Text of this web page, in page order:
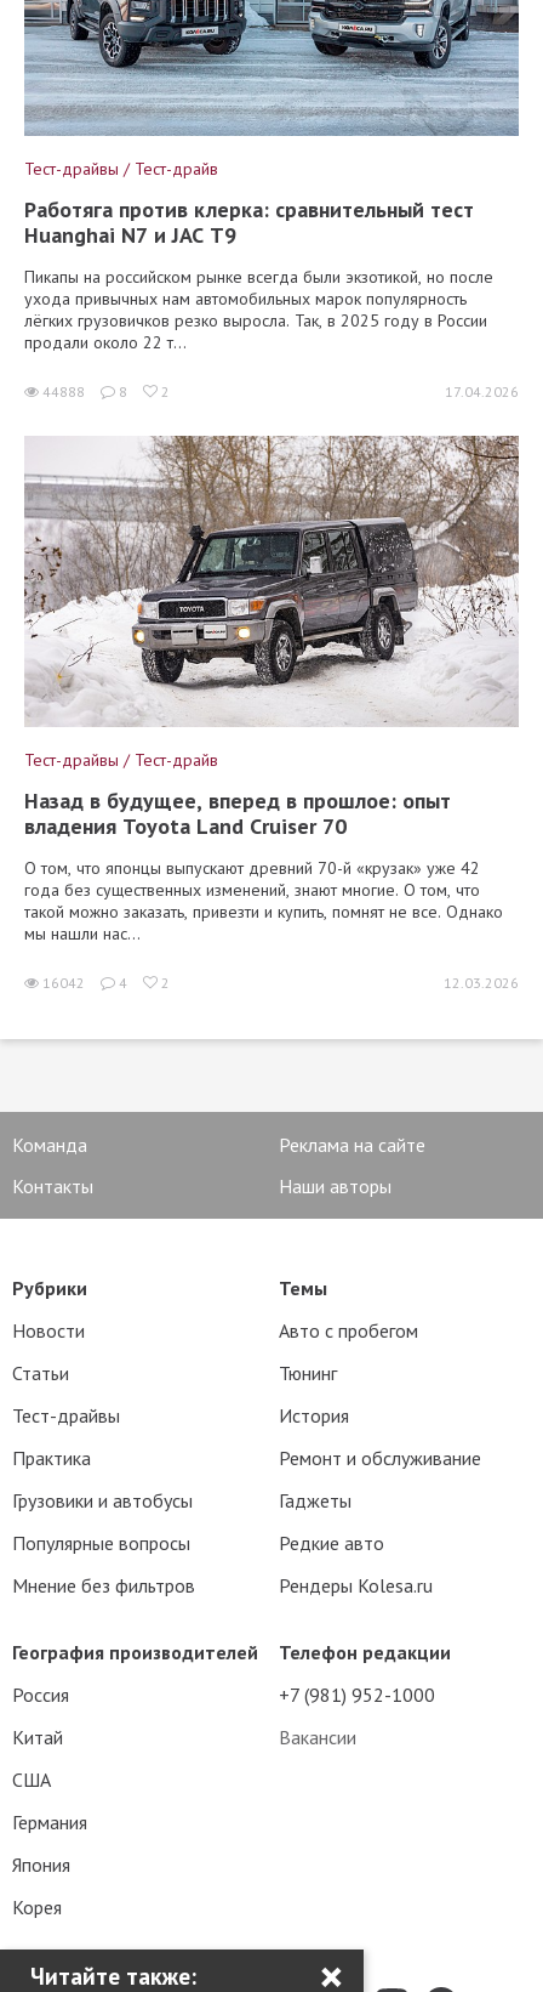
Читайте также: ×
Тест-драйвы / Тест-драйв
Работяга против клерка: сравнительный тест
Huanghai N7 и JAC T9
Пикапы на российском рынке всегда были экзотикой, но после
ухода привычных нам автомобильных марок популярность
лёгких грузовичков резко выросла. Так, в 2025 году в России
продали около 22 т...
44888 8 2 17.04.2026
Тест-драйвы / Тест-драйв
Назад в будущее, вперед в прошлое: опыт
владения Toyota Land Cruiser 70
О том, что японцы выпускают древний 70-й «крузак» уже 42
года без существенных изменений, знают многие. О том, что
такой можно заказать, привезти и купить, помнят не все. Однако
мы нашли нас...
16042 4 2 12.03.2026
Команда
Реклама на сайте
Контакты
Наши авторы
Телефон редакции
+7 (981) 952-1000
Вакансии
Рубрики
Новости
Статьи
Тест-драйвы
Практика
Грузовики и автобусы
Популярные вопросы
Мнение без фильтров
Темы
Авто с пробегом
Тюнинг
История
Ремонт и обслуживание
Гаджеты
Редкие авто
Рендеры Kolesa.ru
География производителей
Россия
Китай
США
Германия
Япония
Корея